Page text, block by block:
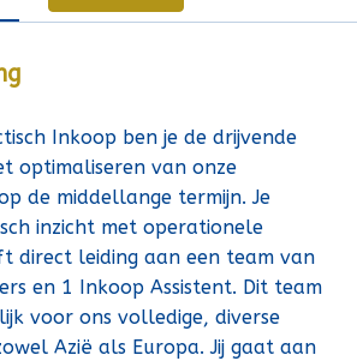
Inkoop ben je de drijvende
optimaliseren van onze
de middellange termijn. Je
inzicht met operationele
direct leiding aan een team van
en 1 Inkoop Assistent. Dit team
voor ons volledige, diverse
Azië als Europa. Jij gaat aan